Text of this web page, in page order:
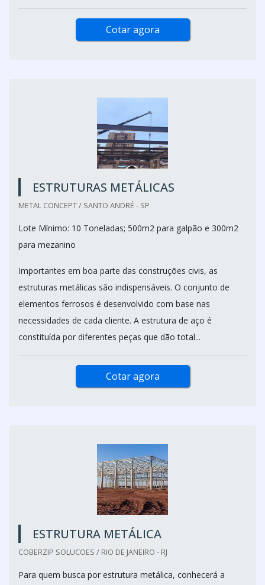
Cotar agora
ESTRUTURAS METÁLICAS
METAL CONCEPT / SANTO ANDRÉ - SP
Lote Mínimo: 10 Toneladas; 500m2 para galpão e 300m2
para mezanino
Importantes em boa parte das construções civis, as
estruturas metálicas são indispensáveis. O conjunto de
elementos ferrosos é desenvolvido com base nas
necessidades de cada cliente. A estrutura de aço é
constituída por diferentes peças que dão total...
Cotar agora
ESTRUTURA METÁLICA
COBERZIP SOLUCOES / RIO DE JANEIRO - RJ
Para quem busca por estrutura metálica, conhecerá a